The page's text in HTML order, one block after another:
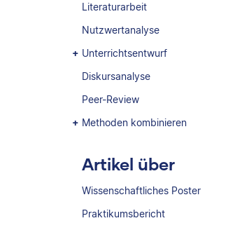
Literaturarbeit
Nutzwertanalyse
Unterrichtsentwurf
Diskursanalyse
Peer-Review
Methoden kombinieren
Artikel über
Wissenschaftliches Poster
Praktikumsbericht